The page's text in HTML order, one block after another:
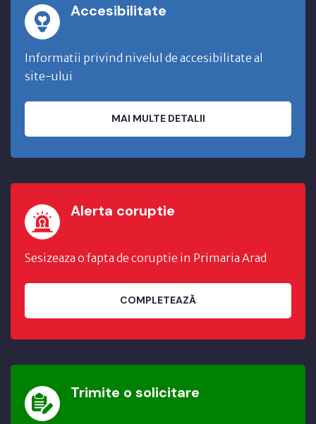
Accesibilitate
Informatii privind nivelul de accesibilitate al
site-ului
MAI MULTE DETALII
Alerta coruptie
Sesizeaza o fapta de coruptie in Primaria Arad
COMPLETEAZĂ
Trimite o solicitare